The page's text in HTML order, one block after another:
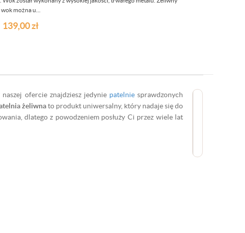
wok można u...
139,00zł
ofercie znajdziesz jedynie patelniesprawdzonych
żeliwnato produkt uniwersalny, który nadaje się do
dlatego z powodzeniem posłuży Ci przez wiele lat